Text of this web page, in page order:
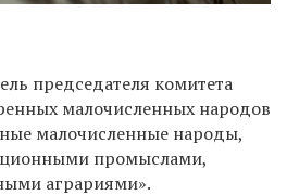
председателя комитета
малочисленных народов
малочисленные народы,
промыслами,
аграриями».